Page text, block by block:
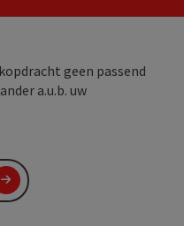
geen passend
a.u.b. uw